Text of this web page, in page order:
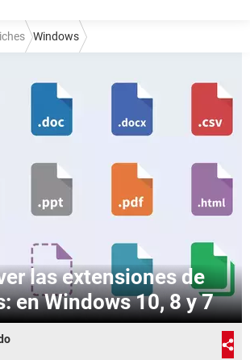
Windows
las extensiones de
en Windows 10, 8 y 7